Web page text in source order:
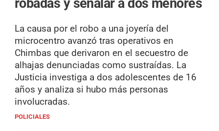
robadas y señalar a dos menores
La causa por el robo a una joyería del
microcentro avanzó tras operativos en
Chimbas que derivaron en el secuestro de
alhajas denunciadas como sustraídas. La
Justicia investiga a dos adolescentes de 16
años y analiza si hubo más personas
involucradas.
POLICIALES